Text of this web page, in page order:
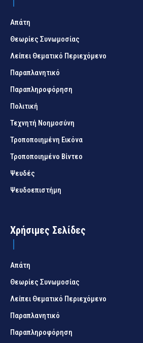
Απάτη
Θεωρίες Συνωμοσίας
Λείπει Θεματικό Περιεχόμενο
Παραπλανητικό
Παραπληροφόρηση
Πολιτική
Τεχνητή Νοημοσύνη
Τροποποιημένη Εικόνα
Τροποποιημένο Βίντεο
Ψευδές
Ψευδοεπιστήμη
Χρήσιμες Σελίδες
Απάτη
Θεωρίες Συνωμοσίας
Λείπει Θεματικό Περιεχόμενο
Παραπλανητικό
Παραπληροφόρηση